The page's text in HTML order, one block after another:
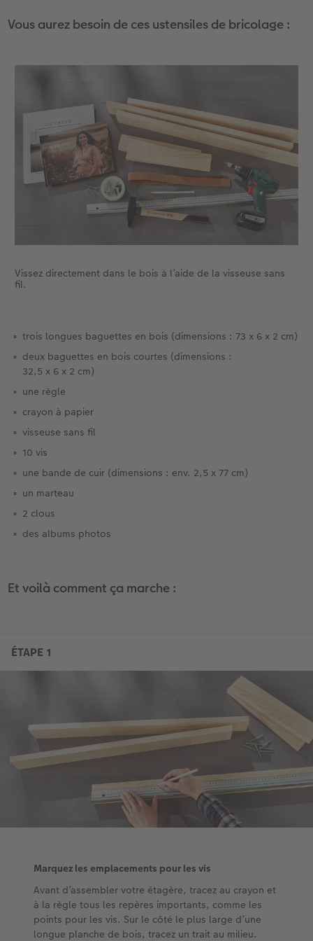
Accessoires
Vous aurez besoin de ces ustensiles de bricolage :
Vissez directement dans le bois à l’aide de la visseuse sans
fil.
trois longues baguettes en bois (dimensions : 73 x 6 x 2 cm)
deux baguettes en bois courtes (dimensions :
32,5 x 6 x 2 cm)
une règle
crayon à papier
visseuse sans fil
10 vis
une bande de cuir (dimensions : env. 2,5 x 77 cm)
un marteau
2 clous
des albums photos
Et voilà comment ça marche :